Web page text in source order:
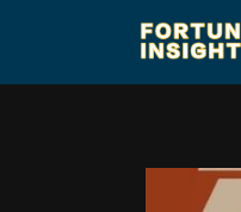
高sir @ Fortune